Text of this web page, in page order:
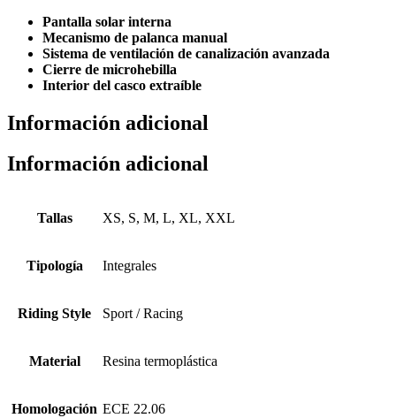
Pantalla solar interna
Mecanismo de palanca manual
Sistema de ventilación de canalización avanzada
Cierre de microhebilla
Interior del casco extraíble
Información adicional
Información adicional
Tallas XS, S, M, L, XL, XXL
Tipología Integrales
Riding Style Sport / Racing
Material Resina termoplástica
Homologación ECE 22.06